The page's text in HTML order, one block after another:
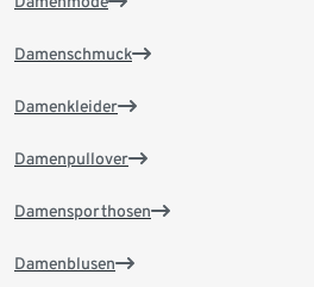
Damenschmuck
Damenkleider
Damenpullover
Damensporthosen
Damenblusen